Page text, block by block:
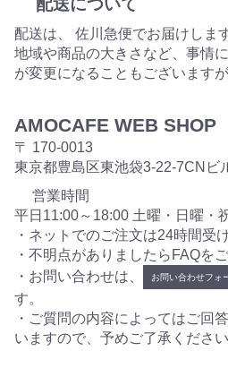
配送について
配送は、 佐川急便でお届けします
地域や商品の大きさなど、事情
が変更になることもございます
AMOCAFE WEB SHOP
〒 170-0013
東京都豊島区東池袋3-22-7CNビ
営業時間
平日11:00～18:00 土曜・日曜・
・ネットでのご注文は24時間受
・不明点がありましたらFAQを
・お問い合わせは、
お問い合わせフォ
す。
・ご質問の内容によってはご回
いますので、予めご了承ください